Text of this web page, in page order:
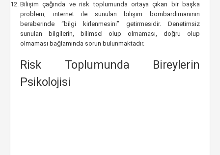
Bilişim çağında ve risk toplumunda ortaya çıkan bir başka
problem, internet ile sunulan bilişim bombardımanının
beraberinde “bilgi kirlenmesini” getirmesidir. Denetimsiz
sunulan bilgilerin, bilimsel olup olmaması, doğru olup
olmaması bağlamında sorun bulunmaktadır.
Risk Toplumunda Bireylerin
Psikolojisi